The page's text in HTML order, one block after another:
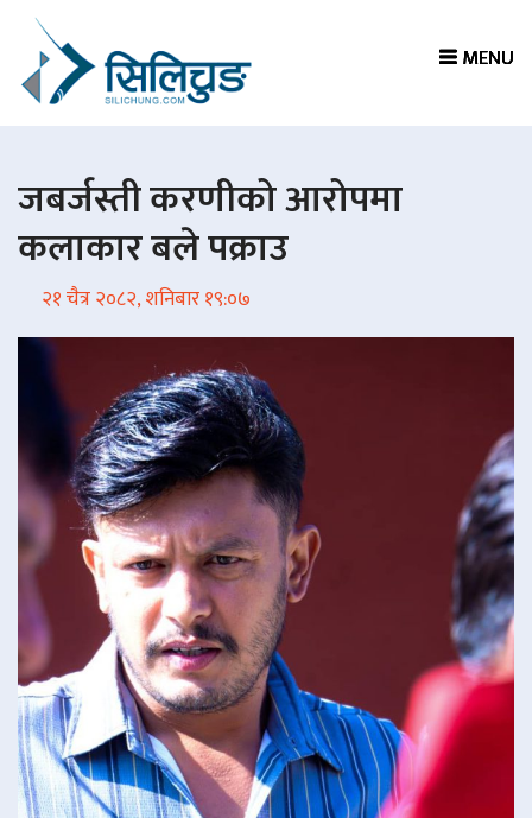
MENU
MENU
MENU
MENU
जबर्जस्ती करणीको आरोपमा
कलाकार बले पक्राउ
२१ चैत्र २०८२, शनिबार १९:०७